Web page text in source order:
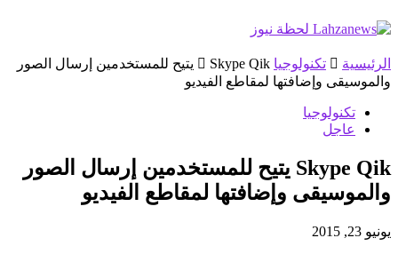
الرئيسية تكنولوجيا
Skype Qik يتيح للمستخدمين إرسال الصور
والموسيقى وإضافتها لمقاطع الفيديو
تكنولوجيا
عاجل
Skype Qik يتيح للمستخدمين إرسال الصور
والموسيقى وإضافتها لمقاطع الفيديو
يونيو 23, 2015